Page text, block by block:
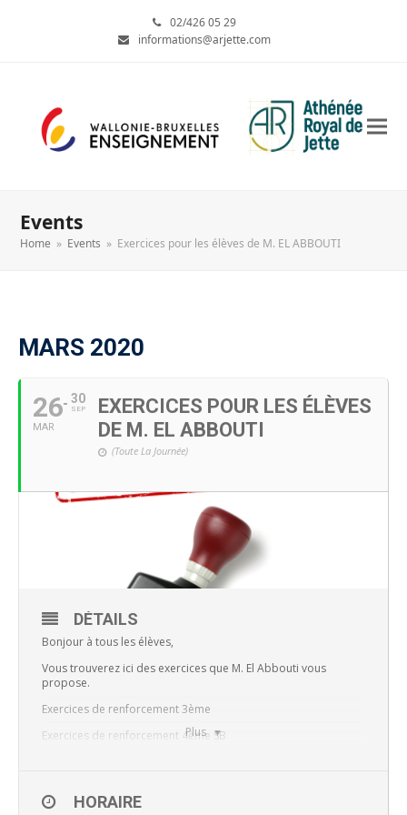
02/426 05 29
informations@arjette.com
Events
Home » Events » Exercices pour les élèves de M. EL ABBOUTI
MARS 2020
26
MAR
30
SEP
EXERCICES POUR LES ÉLÈVES
DE M. EL ABBOUTI
(Toute La Journée)
Plus
DÉTAILS
Bonjour à tous les élèves,
Vous trouverez ici des exercices que M. El Abbouti vous
propose.
Exercices de renforcement 3ème
Exercices de renforcement 4ème SB
HORAIRE